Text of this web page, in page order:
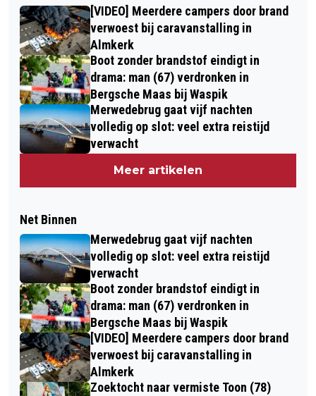
[VIDEO] Meerdere campers door brand
verwoest bij caravanstalling in
Almkerk
Boot zonder brandstof eindigt in
drama: man (67) verdronken in
Bergsche Maas bij Waspik
Merwedebrug gaat vijf nachten
volledig op slot: veel extra reistijd
verwacht
Meer artikelen
Net Binnen
Merwedebrug gaat vijf nachten
volledig op slot: veel extra reistijd
verwacht
Boot zonder brandstof eindigt in
drama: man (67) verdronken in
Bergsche Maas bij Waspik
[VIDEO] Meerdere campers door brand
verwoest bij caravanstalling in
Almkerk
Zoektocht naar vermiste Toon (78)